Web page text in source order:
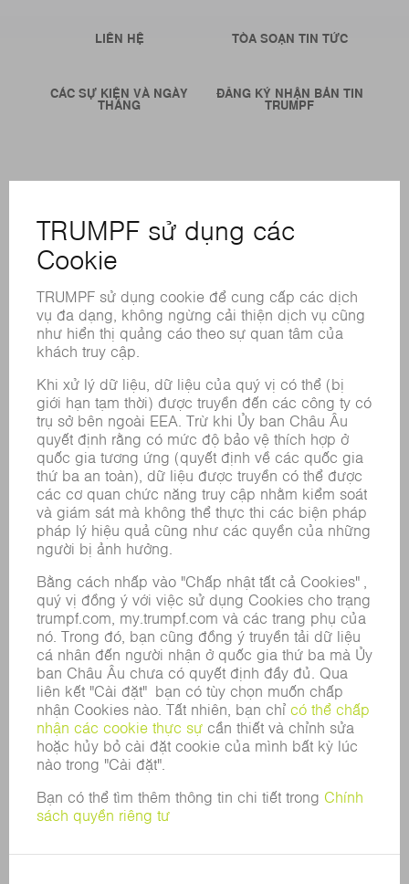
LIÊN HỆ TÒA SOẠN TIN TỨC
CÁC SỰ KIỆN VÀ NGÀY
THÁNG
ĐĂNG KÝ NHẬN BẢN TIN
TRUMPF
LIÊN HỆ
ĐỊA ĐIỂM
CÁC SỰ KIỆN VÀ NGÀY THÁNG
BẢNG DỮ LIỆU AN TOÀN HÓA CHẤT
SẢN PHẨM
CÁC HỆ THỐNG &MÁY MÓC
CÔNG NGHỆ LASER
MÁY CÔNG CỤ
NHÀ MÁY THÔNG MINH
PHẦN MỀM
CÁC LOẠI HÌNH DỊCH VỤ
CÁC ỨNG DỤNG
CÁC LĨNH VỰC
DOANH NGHIỆP
SỰ NGHIỆP
VỊ TRÍ TUYỂN DỤNG
HỒ SƠ NĂNG LỰC CỦA TẬP ĐOÀN
BÁO CÁO THƯỜNG NIÊN
NGUYÊN TẮC DOANH NGHIỆP
TUÂN THỦ
HỆ THỐNG TỐ CÁO
BẢO MẬT
THÔNG CÁO BÁO CHÍ
TẠP CHÍ
TÍNH BỀN VỮNG
MÔI TRƯỜNG & KHÍ HẬU
XÃ HỘI & DOANH NGHIỆP
QUẢN LÝ DOANH NGHIỆP